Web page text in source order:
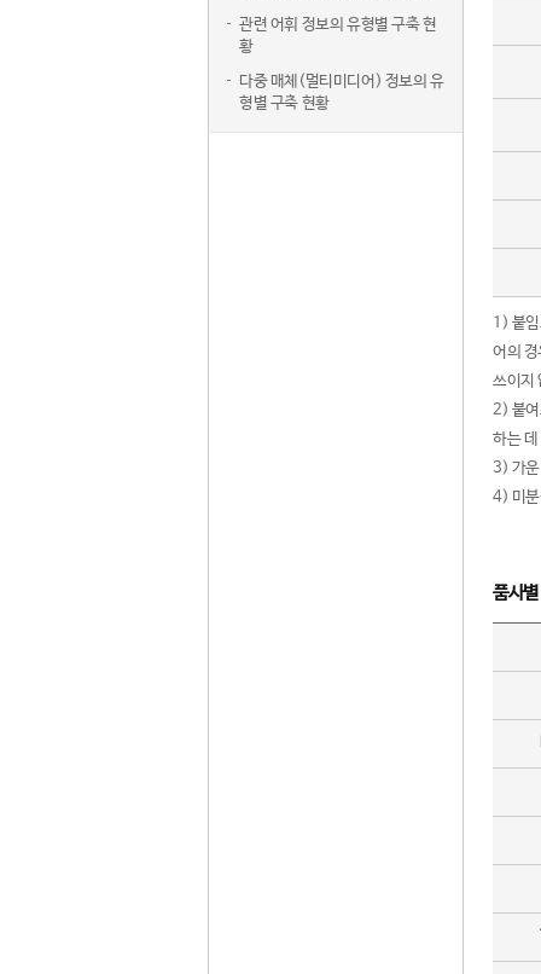
관련 어휘 정보의 유형별 구축 현
황
다중 매체(멀티미디어) 정보의 유
형별 구축 현황
1) 붙
어의
쓰이지
2) 붙여
하는
3) 가운
4) 미분
품사